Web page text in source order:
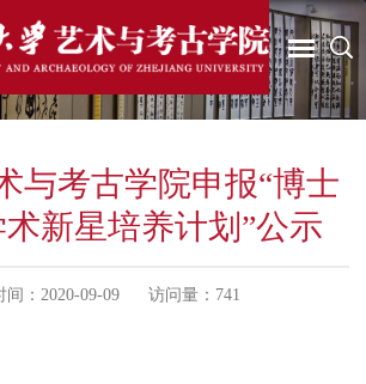
与考古学院申报“博士
新星培养计划”公示
间：2020-09-09 访问量： 741